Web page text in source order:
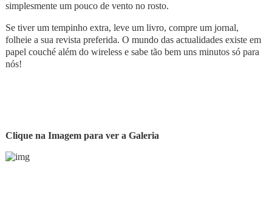
simplesmente um pouco de vento no rosto.
Se tiver um tempinho extra, leve um livro, compre um jornal,
folheie a sua revista preferida. O mundo das actualidades existe em
papel couché além do wireless e sabe tão bem uns minutos só para
nós!
Clique na Imagem para ver a Galeria